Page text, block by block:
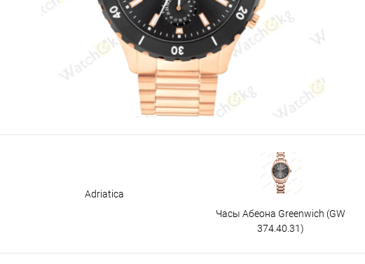
Adriatica
Часы Абеона Greenwich (GW
374.40.31)